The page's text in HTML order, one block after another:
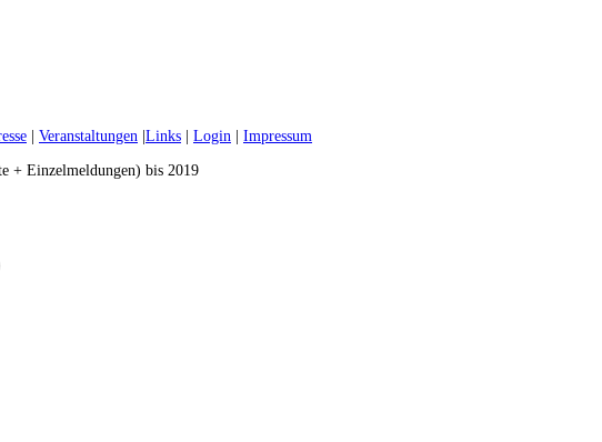
| Veranstaltungen |Links | Login | Impressum
+ Einzelmeldungen) bis 2019